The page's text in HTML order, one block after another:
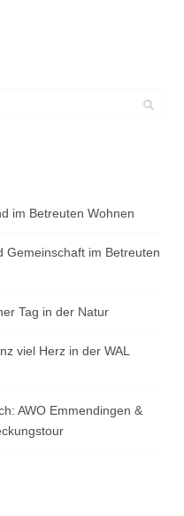
im Betreuten Wohnen
Gemeinschaft im Betreuten
Tag in der Natur
viel Herz in der WAL
AWO Emmendingen &